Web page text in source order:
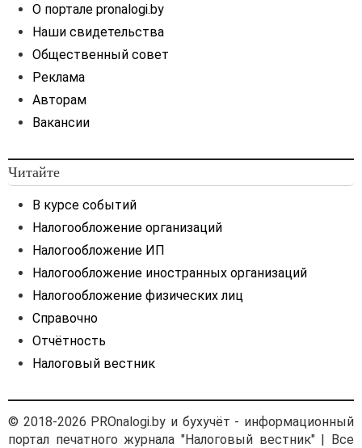
О портале pronalogi.by
Наши свидетельства
Общественный совет
Реклама
Авторам
Вакансии
Читайте
В курсе событий
Налогообложение организаций
Налогообложение ИП
Налогообложение иностранных организаций
Налогообложение физических лиц
Справочно
Отчётность
Налоговый вестник
© 2018-2026 PROnalogi.by и бухучёт - информационный
портал печатного журнала "Налоговый вестник" | Все